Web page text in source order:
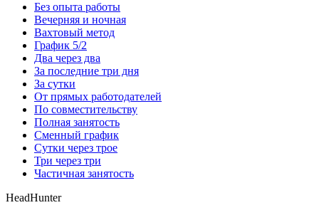
Без опыта работы
Вечерняя и ночная
Вахтовый метод
График 5/2
Два через два
За последние три дня
За сутки
От прямых работодателей
По совместительству
Полная занятость
Сменный график
Сутки через трое
Три через три
Частичная занятость
HeadHunter